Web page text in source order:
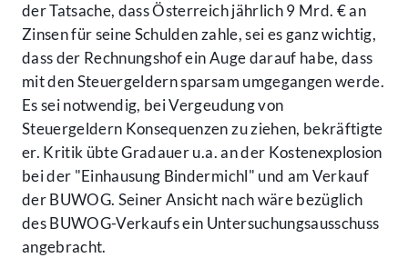
der Tatsache, dass Österreich jährlich 9 Mrd. € an
Zinsen für seine Schulden zahle, sei es ganz wichtig,
dass der Rechnungshof ein Auge darauf habe, dass
mit den Steuergeldern sparsam umgegangen werde.
Es sei notwendig, bei Vergeudung von
Steuergeldern Konsequenzen zu ziehen, bekräftigte
er. Kritik übte Gradauer u.a. an der Kostenexplosion
bei der "Einhausung Bindermichl" und am Verkauf
der BUWOG. Seiner Ansicht nach wäre bezüglich
des BUWOG-Verkaufs ein Untersuchungsausschuss
angebracht.